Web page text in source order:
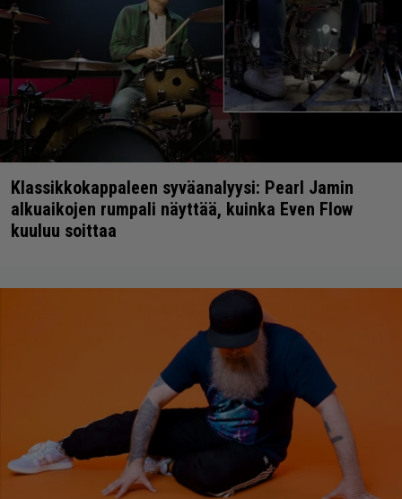
Klassikkokappaleen syväanalyysi: Pearl Jamin
alkuaikojen rumpali näyttää, kuinka Even Flow
kuuluu soittaa